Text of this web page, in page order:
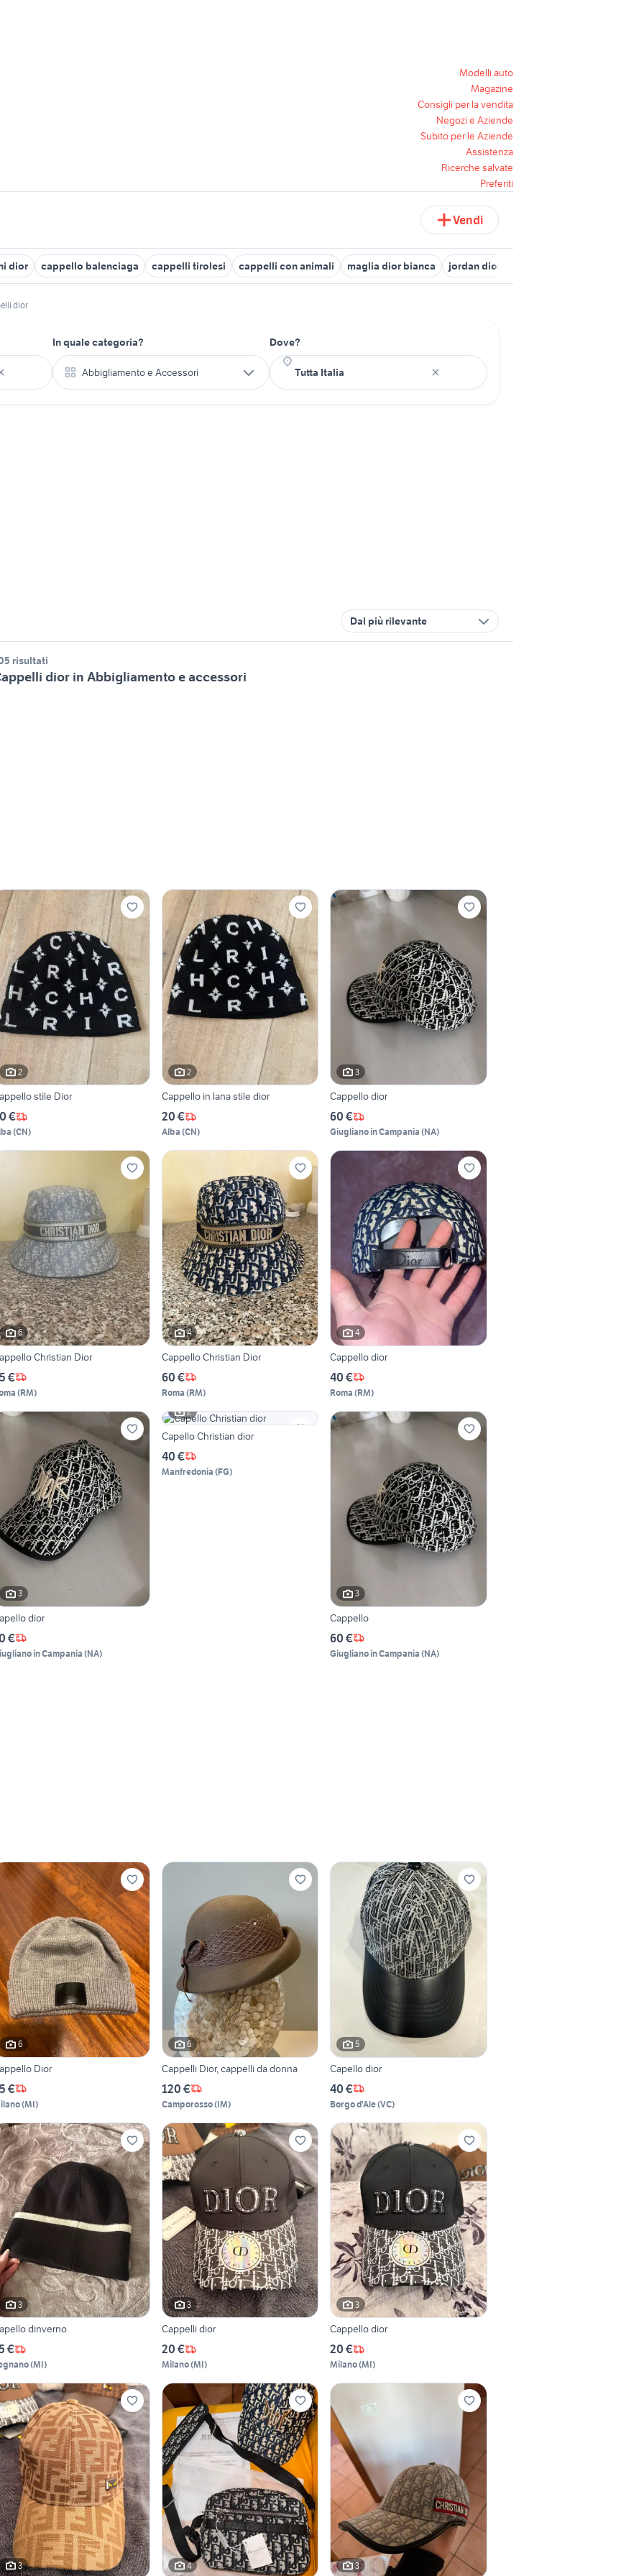
Modelli auto
Magazine
Consigli per la vendita
Negozi e Aziende
Subito per le Aziende
Assistenza
Ricerche salvate
Preferiti
Vendi
dior cappello balenciaga cappelli tirolesi cappelli con animali maglia dior bianca jordan dior
dior
In quale categoria?
Abbigliamento e Accessori
Dove?
Dal più rilevante
risultati
dior in Abbigliamento e accessori
2
stile Dior
€
(CN)
2
Cappello in lana stile dior
20 €
Alba (CN)
3
Cappello dior
60 €
Giugliano in Campania (NA)
6
Christian Dior
€
(RM)
4
Cappello Christian Dior
60 €
Roma (RM)
4
Cappello dior
40 €
Roma (RM)
3
dior
€
in Campania (NA)
2
Capello Christian dior
40 €
Manfredonia (FG)
3
Cappello
60 €
Giugliano in Campania (NA)
6
Dior
€
(MI)
6
Cappelli Dior, cappelli da donna
120 €
Camporosso(IM)
5
Capello dior
40 €
Borgo d'Ale(VC)
3
dinverno
€
(MI)
3
Cappelli dior
20 €
Milano(MI)
3
Cappello dior
20 €
Milano(MI)
3 4 3